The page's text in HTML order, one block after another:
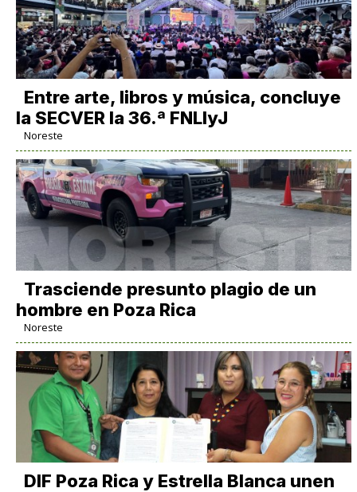
Entre arte, libros y música, concluye
la SECVER la 36.ª FNLIyJ
Noreste
Trasciende presunto plagio de un
hombre en Poza Rica
Noreste
DIF Poza Rica y Estrella Blanca unen